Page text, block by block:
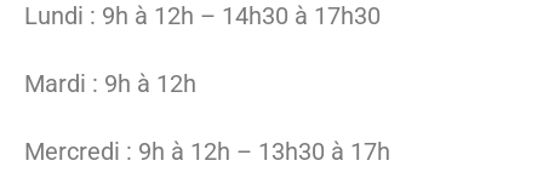
Lundi : 9h à 12h – 14h30 à 17h30
Mardi : 9h à 12h
Mercredi : 9h à 12h – 13h30 à 17h